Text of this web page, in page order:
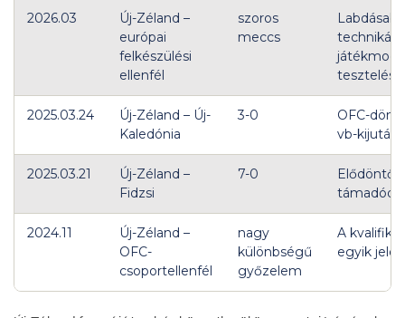
2026.03
Új-Zéland –
európai
felkészülési
ellenfél
szoros
meccs
tesztelése.
2025.03.24
Új-Zéland – Új-
Kaledónia
3-0
OFC-
vb-kijutás.
2025.03.21
Új-Zéland –
Fidzsi
7-0
2024.11
Új-Zéland –
OFC-
csoportellenfél
nagy
különbségű
győzelem
A
egyik jele.